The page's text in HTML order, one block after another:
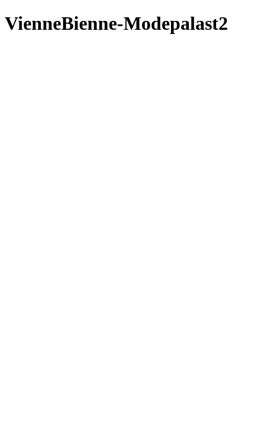
VienneBienne-Modepalast2